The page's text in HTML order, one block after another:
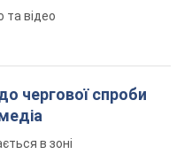
та відео
чергової спроби
в зоні